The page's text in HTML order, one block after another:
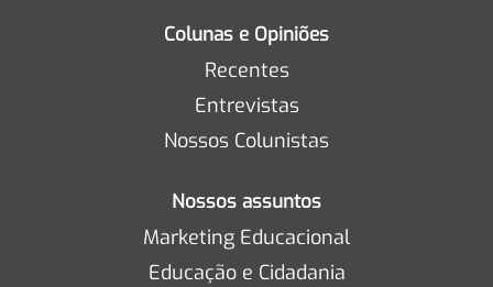
Colunas e Opiniões
Recentes
Entrevistas
Nossos Colunistas
Nossos assuntos
Marketing Educacional
Educação e Cidadania